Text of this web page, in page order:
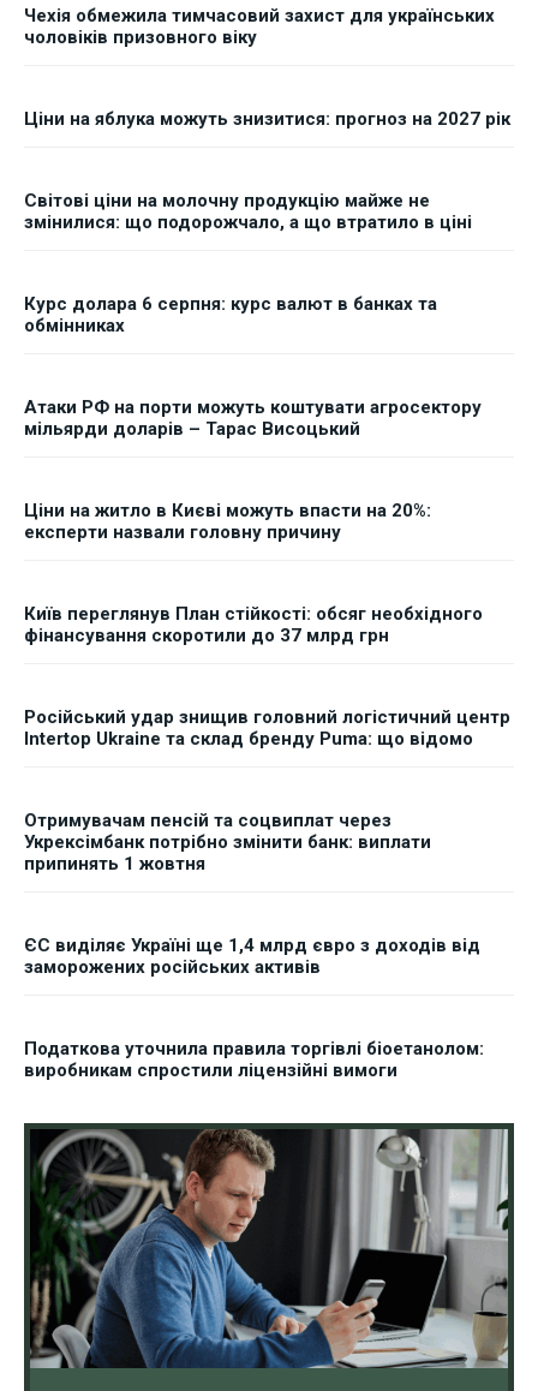
Чехія обмежила тимчасовий захист для українських
чоловіків призовного віку
Ціни на яблука можуть знизитися: прогноз на 2027 рік
Світові ціни на молочну продукцію майже не
змінилися: що подорожчало, а що втратило в ціні
Курс долара 6 серпня: курс валют в банках та
обмінниках
Атаки РФ на порти можуть коштувати агросектору
мільярди доларів – Тарас Висоцький
Ціни на житло в Києві можуть впасти на 20%:
експерти назвали головну причину
Київ переглянув План стійкості: обсяг необхідного
фінансування скоротили до 37 млрд грн
Російський удар знищив головний логістичний центр
Intertop Ukraine та склад бренду Puma: що відомо
Отримувачам пенсій та соцвиплат через
Укрексімбанк потрібно змінити банк: виплати
припинять 1 жовтня
ЄС виділяє Україні ще 1,4 млрд євро з доходів від
заморожених російських активів
Податкова уточнила правила торгівлі біоетанолом:
виробникам спростили ліцензійні вимоги